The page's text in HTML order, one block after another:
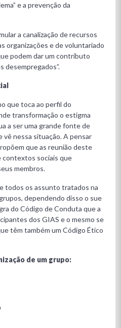
e a prevenção da
a canalização de recursos
organizações e de voluntariado
podem dar um contributo
desempregados”.
que toca ao perfil do
transformação o estigma
a ser uma grande fonte de
vê nessa situação. A pensar
que as reunião deste
contextos sociais que
membros.
todos os assunto tratados na
dependendo disso o sue
do Código de Conduta que a
dos GIAS e o mesmo se
têm também um Código Ético
de um grupo: